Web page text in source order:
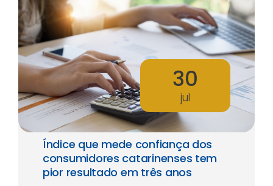
30
jul
Índice que mede confiança dos
consumidores catarinenses tem
pior resultado em três anos